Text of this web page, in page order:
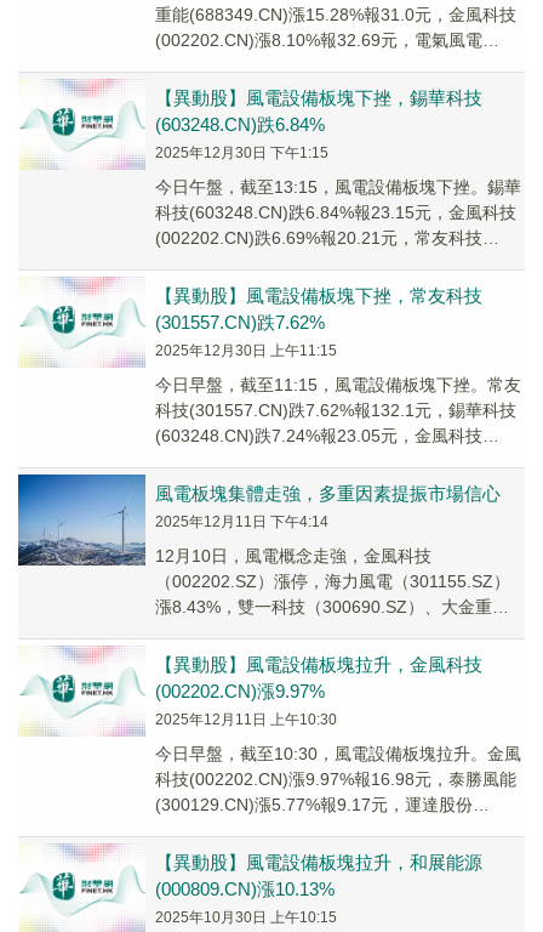
重能(688349.CN)漲15.28%報31.0元，金風科技
(002202.CN)漲8.10%報32.69元，電氣風電
【異動股】風電設備板塊下挫，錫華科技
(603248.CN)跌6.84%
2025年12月30日 下午1:15
今日午盤，截至13:15，風電設備板塊下挫。錫華
科技(603248.CN)跌6.84%報23.15元，金風科技
(002202.CN)跌6.69%報20.21元，常友科技
【異動股】風電設備板塊下挫，常友科技
(301557.CN)跌7.62%
2025年12月30日 上午11:15
今日早盤，截至11:15，風電設備板塊下挫。常友
科技(301557.CN)跌7.62%報132.1元，錫華科技
(603248.CN)跌7.24%報23.05元，金風科技
風電板塊集體走強，多重因素提振市場信心
2025年12月11日 下午4:14
12月10日，風電概念走強，金風科技
（002202.SZ）漲停，海力風電（301155.SZ）
漲8.43%，雙一科技（300690.SZ）、大金重工
【異動股】風電設備板塊拉升，金風科技
(002202.CN)漲9.97%
2025年12月11日 上午10:30
今日早盤，截至10:30，風電設備板塊拉升。金風
科技(002202.CN)漲9.97%報16.98元，泰勝風能
(300129.CN)漲5.77%報9.17元，運達股份
【異動股】風電設備板塊拉升，和展能源
(000809.CN)漲10.13%
2025年10月30日 上午10:15